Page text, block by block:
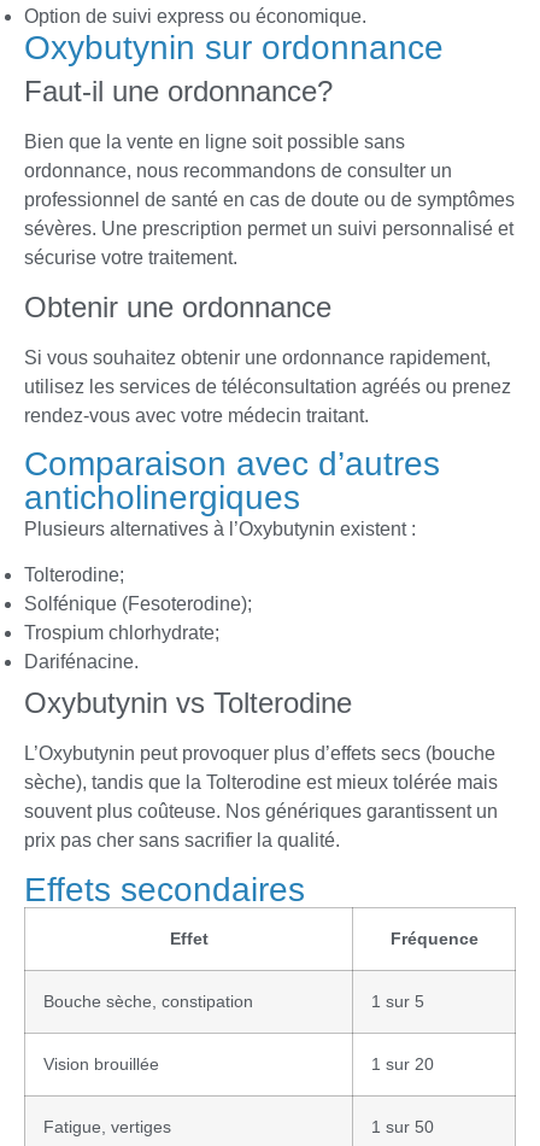
Option de suivi express ou économique.
Oxybutynin sur ordonnance
Faut-il une ordonnance?
Bien que la vente en ligne soit possible sans
ordonnance, nous recommandons de consulter un
professionnel de santé en cas de doute ou de symptômes
sévères. Une prescription permet un suivi personnalisé et
sécurise votre traitement.
Obtenir une ordonnance
Si vous souhaitez obtenir une ordonnance rapidement,
utilisez les services de téléconsultation agréés ou prenez
rendez-vous avec votre médecin traitant.
Comparaison avec d’autres
anticholinergiques
Plusieurs alternatives à l’Oxybutynin existent :
Tolterodine;
Solfénique (Fesoterodine);
Trospium chlorhydrate;
Darifénacine.
Oxybutynin vs Tolterodine
L’Oxybutynin peut provoquer plus d’effets secs (bouche
sèche), tandis que la Tolterodine est mieux tolérée mais
souvent plus coûteuse. Nos génériques garantissent un
prix pas cher sans sacrifier la qualité.
Effets secondaires
Effet Fréquence
Bouche sèche, constipation 1 sur 5
Vision brouillée 1 sur 20
Fatigue, vertiges 1 sur 50